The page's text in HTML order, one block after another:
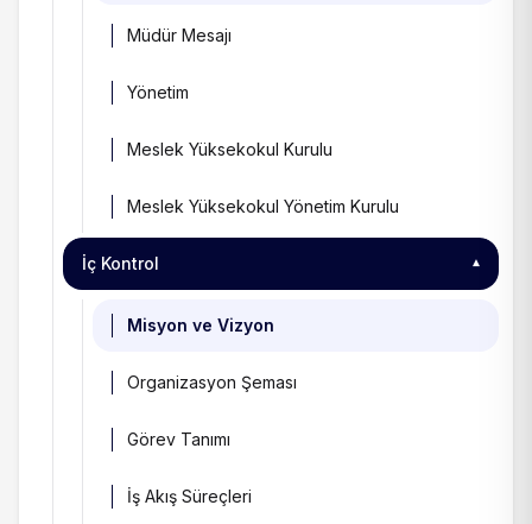
Müdür Mesajı
Yönetim
Meslek Yüksekokul Kurulu
Meslek Yüksekokul Yönetim Kurulu
İç Kontrol ▾
Misyon ve Vizyon
Organizasyon Şeması
Görev Tanımı
İş Akış Süreçleri